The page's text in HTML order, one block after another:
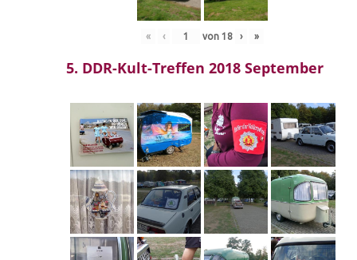
« ‹ von 18 › »
5. DDR-Kult-Treffen 2018 September